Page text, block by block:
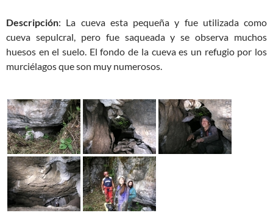
Descripción: La cueva esta pequeña y fue utilizada como
cueva sepulcral, pero fue saqueada y se observa muchos
huesos en el suelo. El fondo de la cueva es un refugio por los
murciélagos que son muy numerosos.